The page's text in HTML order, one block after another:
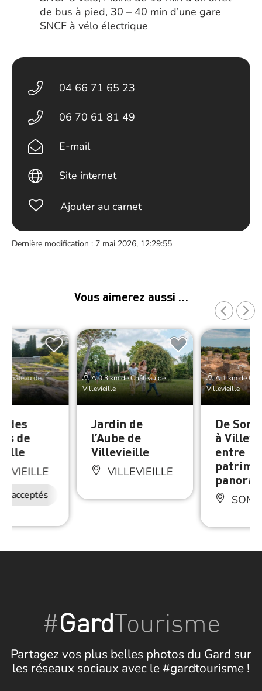
de bus à pied, 30 – 40 min d’une gare
SNCF à vélo électrique
04 66 71 65 23
06 70 61 81 49
E-mail
Site internet
Ajouter au carnet
Dernière modification : 7 mai 2026, 12:29:55
Vous aimerez aussi …
Château de
des
de
acceptés
À 0.3 km de Château de
Villevieille
Jardin de
l’Aube de
Villevieille
VILLEVIEILLE
À 1 km de
Villevieille
De
à
entre
#GardTourisme
Partagez vos plus belles photos du Gard sur
les réseaux sociaux avec le #gardtourisme !